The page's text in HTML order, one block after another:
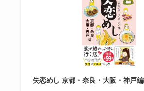
失恋めし 京都・奈良・大阪・神戸編